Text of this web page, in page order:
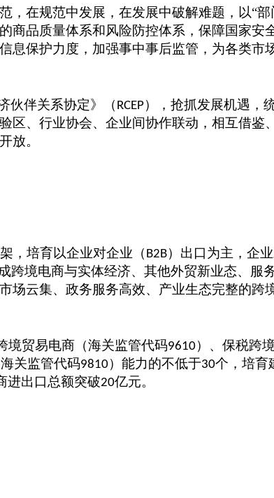
，在规范中发展，在发展中破解难题，以“
商品质量体系和风险防控体系，保障国家
保护力度，加强事中事后监管，为各类市
伙伴关系协定》（ RCEP），抢抓发展机遇，
区、行业协会、企业间协作联动，相互借
放。
，培育以企业对企业（ B2B）出口为主，企
跨境电商与实体经济、其他外贸新业态、
云集、政务服务高效、产业生态完整的跨
境贸易电商（海关监管代码9610）、保税跨
关监管代码9810）能力的不低于30个，培育
进出口总额突破20亿元。